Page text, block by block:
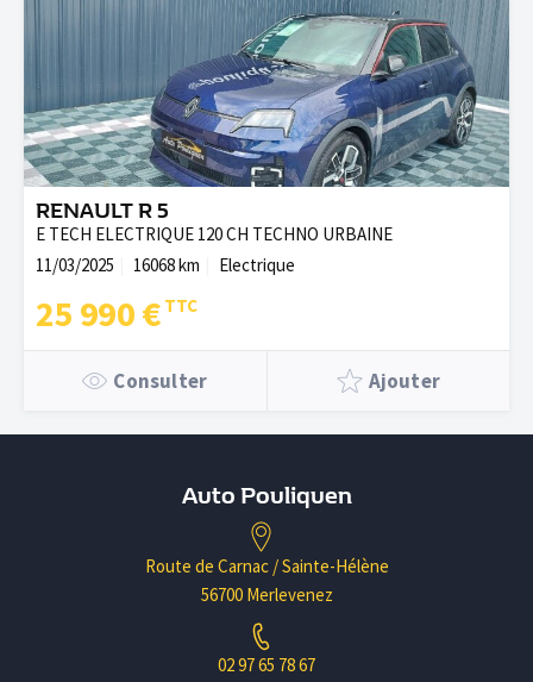
RENAULT R 5
E TECH ELECTRIQUE 120 CH TECHNO URBAINE
11/03/2025
16068 km Electrique
25 990 €
Consulter Ajouter
Auto Pouliquen
Route de Carnac / Sainte-Hélène
56700 Merlevenez
02 97 65 78 67